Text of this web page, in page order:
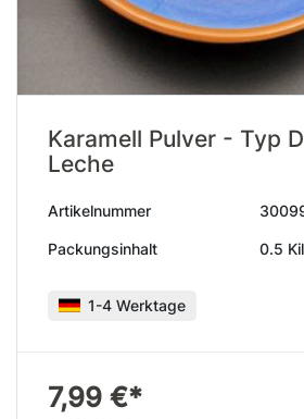
Karamell Pulver - Typ
Leche
Artikelnummer
Packungsinhalt 0.5
1-4 Werktage
7,99 €*